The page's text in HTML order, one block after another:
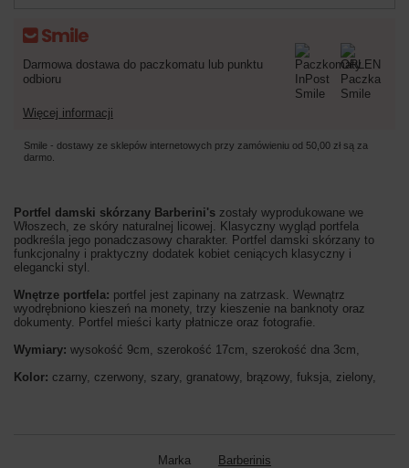
Darmowa dostawa do paczkomatu lub punktu
odbioru
Więcej informacji
Smile - dostawy ze sklepów internetowych przy zamówieniu od 50,00 zł są za
darmo.
Portfel damski skórzany Barberini's zostały wyprodukowane we
Włoszech, ze skóry naturalnej licowej. Klasyczny wygląd portfela
podkreśla jego ponadczasowy charakter. Portfel damski skórzany to
funkcjonalny i praktyczny dodatek kobiet ceniących klasyczny i
elegancki styl.
Wnętrze portfela: portfel jest zapinany na zatrzask. Wewnątrz
wyodrębniono kieszeń na monety, trzy kieszenie na banknoty oraz
dokumenty. Portfel mieści karty płatnicze oraz fotografie.
Wymiary: wysokość 9cm, szerokość 17cm, szerokość dna 3cm,
Kolor: czarny, czerwony, szary, granatowy, brązowy, fuksja, zielony,
Marka Barberinis